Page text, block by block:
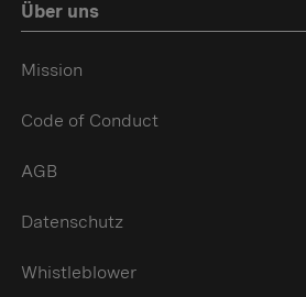
Über uns
Mission
Code of Conduct
AGB
Datenschutz
Whistleblower